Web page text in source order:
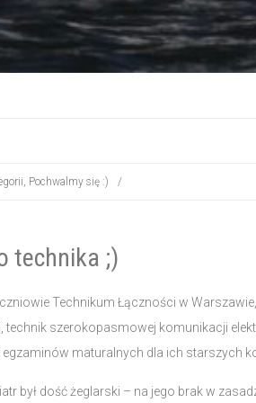
, Pochwalmy się :) /
technika ;)
Technikum Łączności w Warszawie,
technik szerokopasmowej komunikacji
maturalnych dla ich starszych
był dość żeglarski – na jego brak w